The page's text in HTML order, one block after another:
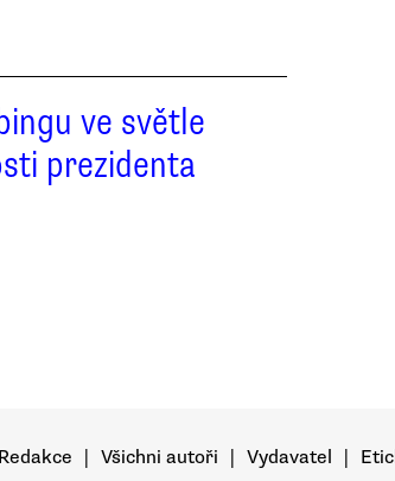
ve světle
prezidenta
Redakce Všichni autoři Vydavatel